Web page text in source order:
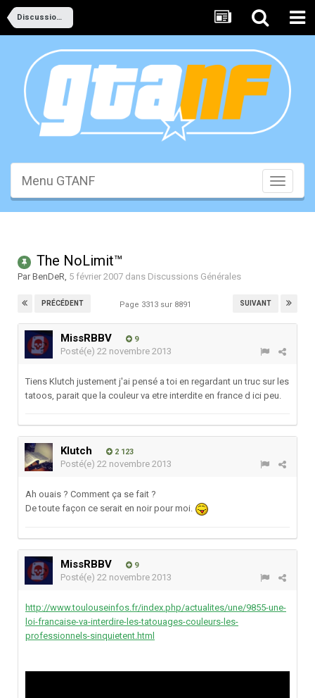
Discussions Générales
Toggle
Menu GTANF
The NoLimit™
ParBenDeR, 5 février 2007 dans Discussions Générales
PRÉCÉDENT SUIVANT
Page 3313 sur 8891
MissRBBV 9
Posté(e) 22 novembre 2013
Tiens Klutch justement j'ai pensé a toi en regardant un truc sur les
tatoos, parait que la couleur va etre interdite en france d ici peu.
Klutch 2 123
Posté(e) 22 novembre 2013
Ah ouais ? Comment ça se fait ?
De toute façon ce serait en noir pour moi.
MissRBBV 9
Posté(e) 22 novembre 2013
http://www.toulouseinfos.fr/index.php/actualites/une/9855-une-
loi-francaise-va-interdire-les-tatouages-couleurs-les-
professionnels-sinquietent.html